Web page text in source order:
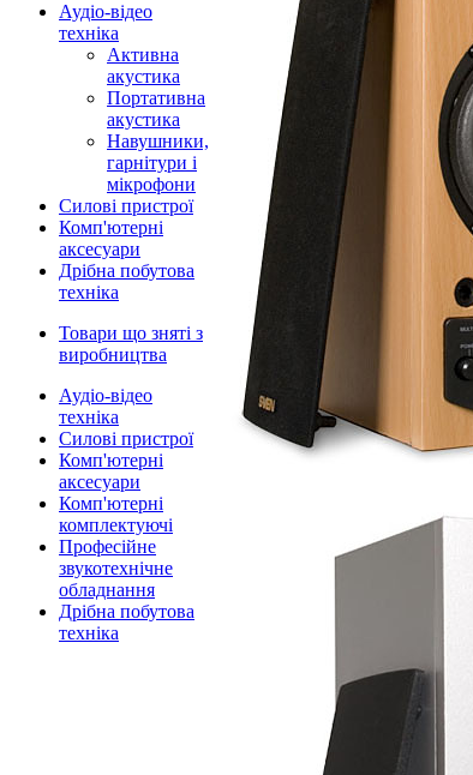
Аудіо-відео
техніка
Активна
акустика
Портативна
акустика
Навушники,
гарнітури і
мікрофони
Силові пристрої
Комп'ютерні
аксесуари
Дрібна побутова
техніка
Товари що зняті з
виробництва
Аудіо-відео
техніка
Силові пристрої
Комп'ютерні
аксесуари
Комп'ютерні
комплектуючі
Професійне
звукотехнічне
обладнання
Дрібна побутова
техніка